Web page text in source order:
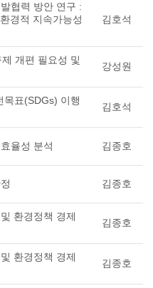
협력 방안 연구 :
경적 지속가능성
김호석
개편 필요성 및
강성원
목표(SDGs) 이행
김호석
율성 분석 김종호
김종호
환경정책 경제
김종호
환경정책 경제
김종호